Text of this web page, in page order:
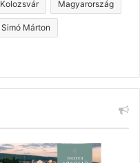
Kolozsvár Magyarország
Simó Márton